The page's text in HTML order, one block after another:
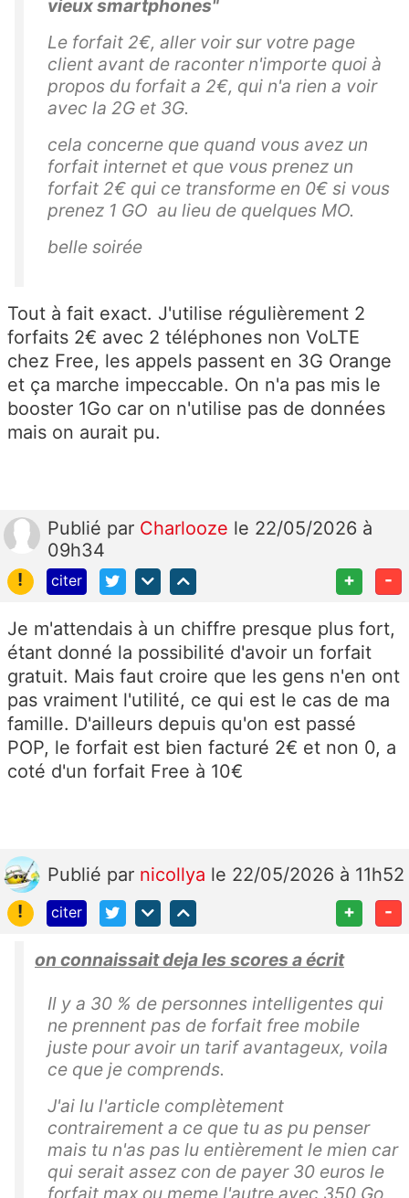
vieux smartphones"
Le forfait 2€, aller voir sur votre page
client avant de raconter n'importe quoi à
propos du forfait a 2€, qui n'a rien a voir
avec la 2G et 3G.
cela concerne que quand vous avez un
forfait internet et que vous prenez un
forfait 2€ qui ce transforme en 0€ si vous
prenez 1 GO au lieu de quelques MO.
belle soirée
Tout à fait exact. J'utilise régulièrement 2
forfaits 2€ avec 2 téléphones non VoLTE
chez Free, les appels passent en 3G Orange
et ça marche impeccable. On n'a pas mis le
booster 1Go car on n'utilise pas de données
mais on aurait pu.
Publié par Charlooze le 22/05/2026 à
09h34
!
citer + -
Je m'attendais à un chiffre presque plus fort,
étant donné la possibilité d'avoir un forfait
gratuit. Mais faut croire que les gens n'en ont
pas vraiment l'utilité, ce qui est le cas de ma
famille. D'ailleurs depuis qu'on est passé
POP, le forfait est bien facturé 2€ et non 0, a
coté d'un forfait Free à 10€
Publié par nicollya le 22/05/2026 à 11h52
!
citer + -
on connaissait deja les scores a écrit
Il y a 30 % de personnes intelligentes qui
ne prennent pas de forfait free mobile
juste pour avoir un tarif avantageux, voila
ce que je comprends.
J'ai lu l'article complètement
contrairement a ce que tu as pu penser
mais tu n'as pas lu entièrement le mien car
qui serait assez con de payer 30 euros le
forfait max ou meme l'autre avec 350 Go